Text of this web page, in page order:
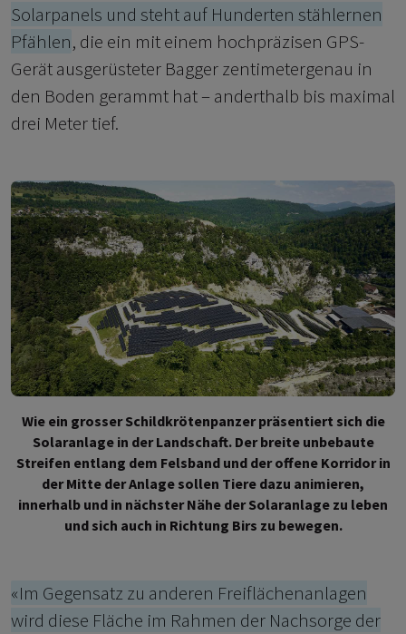
Solarpanels und steht auf Hunderten stählernen
Pfählen, die ein mit einem hochpräzisen GPS-
Gerät ausgerüsteter Bagger zentimetergenau in
den Boden gerammt hat – anderthalb bis maximal
drei Meter tief.
Wie ein grosser Schildkrötenpanzer präsentiert sich die
Solaranlage in der Landschaft. Der breite unbebaute
Streifen entlang dem Felsband und der offene Korridor in
der Mitte der Anlage sollen Tiere dazu animieren,
innerhalb und in nächster Nähe der Solaranlage zu leben
und sich auch in Richtung Birs zu bewegen.
«Im Gegensatz zu anderen Freiflächenanlagen
wird diese Fläche im Rahmen der Nachsorge der